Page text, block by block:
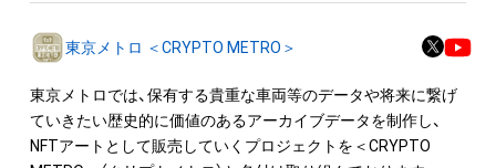
知的財産権を有することを意味しません。
・本アイテムの著作権を有する方、著作隣接権の権利者またはそ
の管理委託を受けている者からの事前の同意なしに、上記の「本
アイテムの保有者が有する権利」の範囲を超えた行為、知的財産
権を侵害するおそれのある行為(改変、公開、配布、逆コンパイ
東京メトロ ＜CRYPTO METRO＞
東京メトロでは、保有する貴重な車両等のデータや将来に繋げ
ていきたい歴史的に価値のあるアーカイブデータを制作し、
NFTアートとして販売していくプロジェクトを＜CRYPTO